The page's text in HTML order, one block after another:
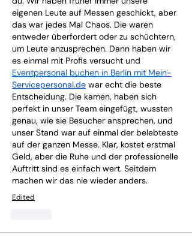
eigenen Leute auf Messen geschickt, aber
das war jedes Mal Chaos. Die waren
entweder überfordert oder zu schüchtern,
um Leute anzusprechen. Dann haben wir
Eventpersonal buchen in Berlin mit Mein-
Servicepersonal.de war echt die beste
Entscheidung. Die kamen, haben sich
perfekt in unser Team eingefügt, wussten
genau, wie sie Besucher ansprechen, und
unser Stand war auf einmal der belebteste
auf der ganzen Messe. Klar, kostet erstmal
Geld, aber die Ruhe und der professionelle
Auftritt sind es einfach wert. Seitdem
machen wir das nie wieder anders.
Edited